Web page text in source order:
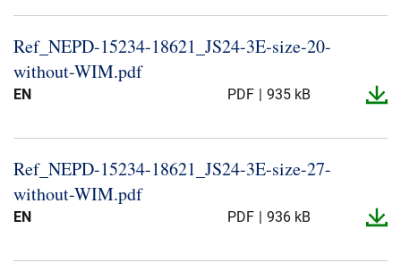
Ref_​NEPD-​15234-​18621_​JS24-​3E-​size-​20-​
without-​WIM.​pdf
EN PDF 935 kB
Ref_​NEPD-​15234-​18621_​JS24-​3E-​size-​27-​
without-​WIM.​pdf
EN PDF 936 kB